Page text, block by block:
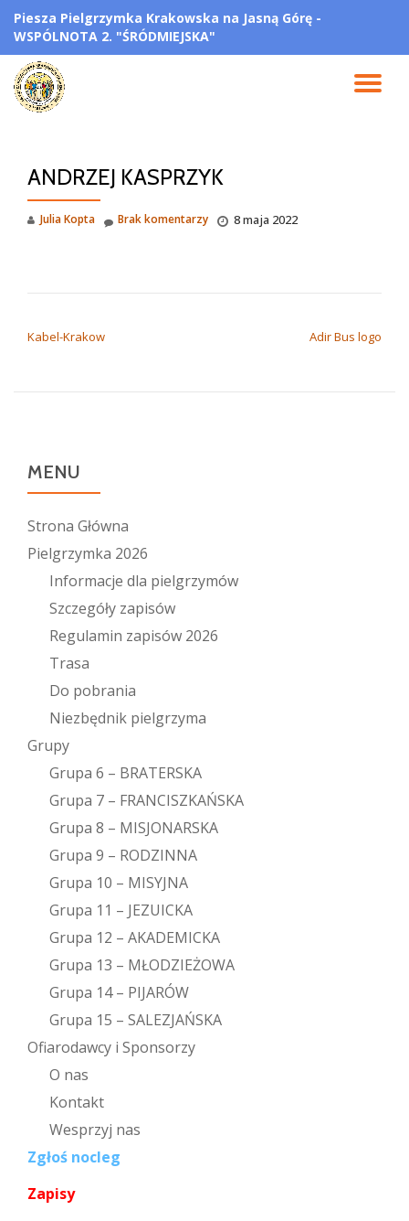
Przejdź
treści
Piesza Pielgrzymka Krakowska na Jasną Górę -
WSPÓLNOTA 2. "ŚRÓDMIEJSKA"
ANDRZEJ KASPRZYK
Julia Kopta 8 maja 2022
Brak komentarzy
Kabel-Krakow Adir Bus logo
MENU
Strona Główna
Pielgrzymka 2026
Informacje dla pielgrzymów
Szczegóły zapisów
Regulamin zapisów 2026
Trasa
Do pobrania
Niezbędnik pielgrzyma
Grupy
Grupa 6 – BRATERSKA
Grupa 7 – FRANCISZKAŃSKA
Grupa 8 – MISJONARSKA
Grupa 9 – RODZINNA
Grupa 10 – MISYJNA
Grupa 11 – JEZUICKA
Grupa 12 – AKADEMICKA
Grupa 13 – MŁODZIEŻOWA
Grupa 14 – PIJARÓW
Grupa 15 – SALEZJAŃSKA
Ofiarodawcy i Sponsorzy
O nas
Kontakt
Wesprzyj nas
Zgłoś nocleg
Zapisy